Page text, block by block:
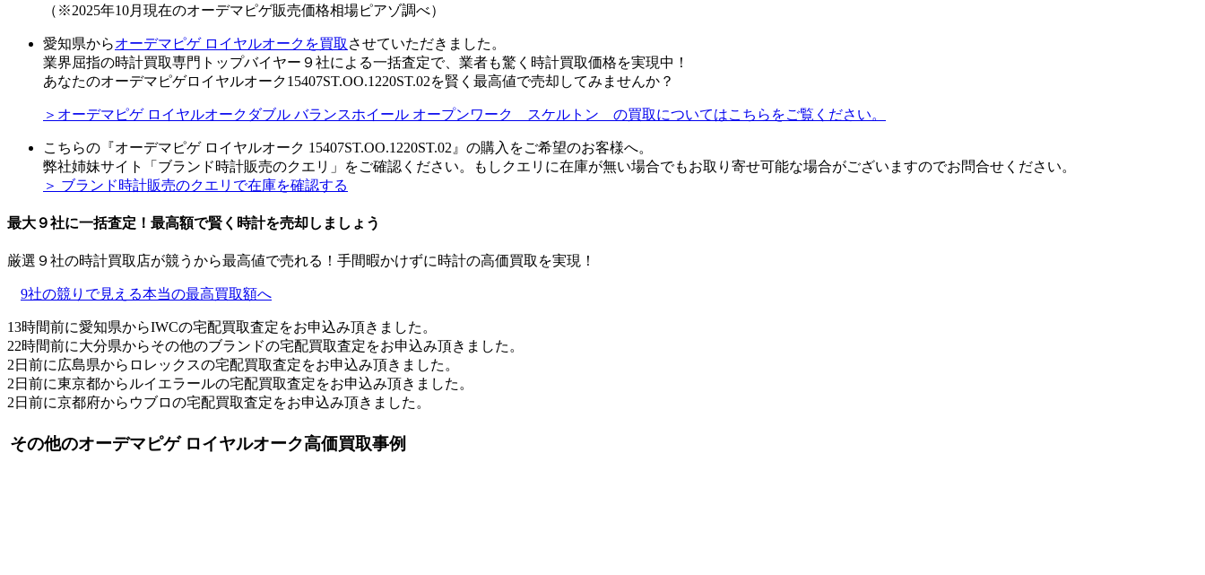
（※2025年10月現在のオーデマピゲ販売価格相場ピアゾ調べ）
愛知県からオーデマピゲ ロイヤルオークを買取 させていただきました。
業界屈指の時計買取専門トップバイヤー９社による一括査定で、業者も驚く時計買取価格を実現中！
あなたのオーデマピゲロイヤルオーク15407ST.OO.1220ST.02を賢く最高値で売却してみませんか？
＞オーデマピゲ ロイヤルオークダブル バランスホイール オープンワーク スケルトン の買取についてはこちらをご覧ください。
こちらの『オーデマピゲ ロイヤルオーク 15407ST.OO.1220ST.02』の購入をご希望のお客様へ。
弊社姉妹サイト「ブランド時計販売のクエリ」をご確認ください。もしクエリに在庫が無い場合でもお取り寄せ可能な場合がございますのでお問合せください。
＞ ブランド時計販売のクエリで在庫を確認する
最大９社に一括査定！ 最高額で賢く時計を売却しましょう
厳選９社の時計買取店が競うから最高値で売れる！手間暇かけずに時計の高価買取を実現！
9社の競りで見える本当の最高買取額へ
13時間前に愛知県からIWCの宅配買取査定をお申込み頂きました。
22時間前に大分県からその他のブランドの宅配買取査定をお申込み頂きました。
2日前に広島県からロレックスの宅配買取査定をお申込み頂きました。
2日前に東京都からルイエラールの宅配買取査定をお申込み頂きました。
2日前に京都府からウブロの宅配買取査定をお申込み頂きました。
その他のオーデマピゲ ロイヤルオーク高価買取事例